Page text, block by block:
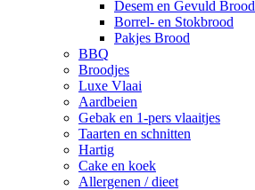
Desem en Gevuld Brood
Borrel- en Stokbrood
Pakjes Brood
BBQ
Broodjes
Luxe Vlaai
Aardbeien
Gebak en 1-pers vlaaitjes
Taarten en schnitten
Hartig
Cake en koek
Allergenen / dieet